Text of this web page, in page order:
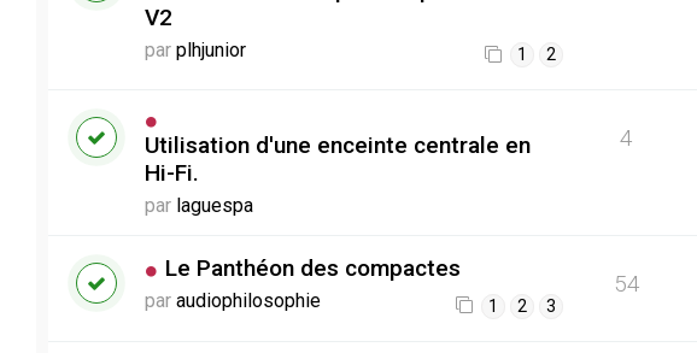
V2
par plhjunior 1 2
Utilisation d'une enceinte centrale en
Hi-Fi.
par laguespa
4
Le Panthéon des compactes
par audiophilosophie 1 2 3
54